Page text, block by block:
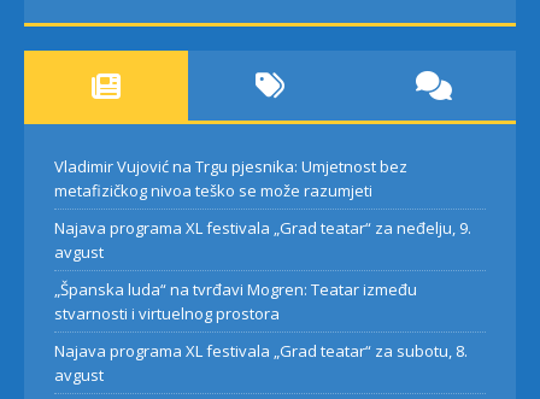
Vladimir Vujović na Trgu pjesnika: Umjetnost bez
metafizičkog nivoa teško se može razumjeti
Najava programa XL festivala „Grad teatar“ za neđelju, 9.
avgust
„Španska luda“ na tvrđavi Mogren: Teatar između
stvarnosti i virtuelnog prostora
Najava programa XL festivala „Grad teatar“ za subotu, 8.
avgust